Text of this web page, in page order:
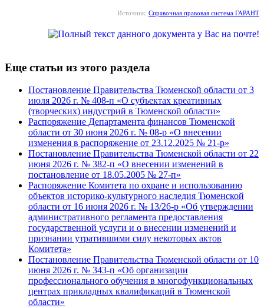
Источник: Справочная правовая система ГАРАНТ
Еще статьи из этого раздела
Постановление Правительства Тюменской области от 3
июля 2026 г. № 408-п «О субъектах креативных
(творческих) индустрий в Тюменской области»
Распоряжение Департамента финансов Тюменской
области от 30 июня 2026 г. № 08-р «О внесении
изменения в распоряжение от 23.12.2025 № 21-р»
Постановление Правительства Тюменской области от 22
июня 2026 г. № 382-п «О внесении изменений в
постановление от 18.05.2005 № 27-п»
Распоряжение Комитета по охране и использованию
объектов историко-культурного наследия Тюменской
области от 16 июня 2026 г. № 13/26-р «Об утверждении
административного регламента предоставления
государственной услуги и о внесении изменений и
признании утратившими силу некоторых актов
Комитета»
Постановление Правительства Тюменской области от 10
июня 2026 г. № 343-п «Об организации
профессионального обучения в многофункциональных
центрах прикладных квалификаций в Тюменской
области»